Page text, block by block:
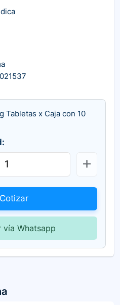
Tabletas x Caja con 10
Cotizar
vía Whatsapp